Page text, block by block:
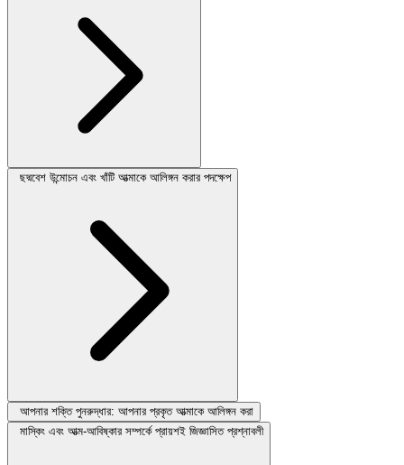
ছদ্মবেশ উন্মোচন এবং খাঁটি আত্মাকে আলিঙ্গন করার পদক্ষেপ
আপনার শক্তি পুনরুদ্ধার: আপনার প্রকৃত আত্মাকে আলিঙ্গন করা
মাস্কিং এবং আত্ম-আবিষ্কার সম্পর্কে প্রায়শই জিজ্ঞাসিত প্রশ্নাবলী